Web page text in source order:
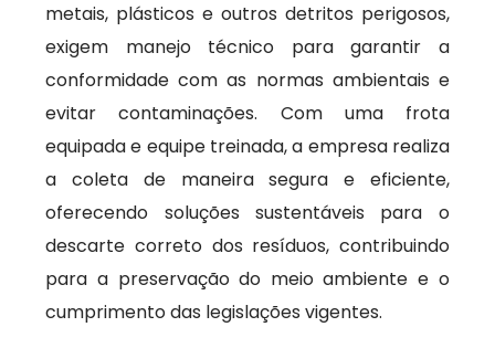
metais, plásticos e outros detritos perigosos,
exigem manejo técnico para garantir a
conformidade com as normas ambientais e
evitar contaminações. Com uma frota
equipada e equipe treinada, a empresa realiza
a coleta de maneira segura e eficiente,
oferecendo soluções sustentáveis para o
descarte correto dos resíduos, contribuindo
para a preservação do meio ambiente e o
cumprimento das legislações vigentes.